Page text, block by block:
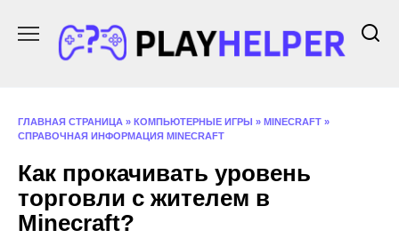
содержанию
ГЛАВНАЯ СТРАНИЦА » КОМПЬЮТЕРНЫЕ ИГРЫ » MINECRAFT »
СПРАВОЧНАЯ ИНФОРМАЦИЯ MINECRAFT
Как прокачивать уровень
торговли с жителем в
Minecraft?